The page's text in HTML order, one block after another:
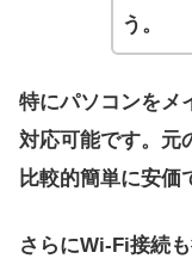
う。
特にパソコンをメ
対応可能です。元
比較的簡単に安価
さらにWi-Fi接続